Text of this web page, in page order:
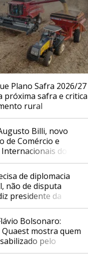
Plano Safra 2026/27
próxima safra e critica
rural
Billi, novo
de Comércio e
do
de diplomacia
não de disputa
presidente da
Bolsonaro:
Quaest mostra quem
pelo
EUA